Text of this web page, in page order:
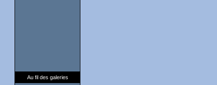
Au fil des galeries